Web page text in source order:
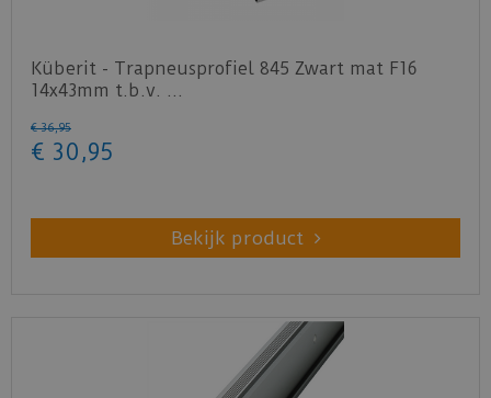
Küberit - Trapneusprofiel 845 Zwart mat F16
14x43mm t.b.v. …
€ 36,95
€ 30 ,95
Bekijk product